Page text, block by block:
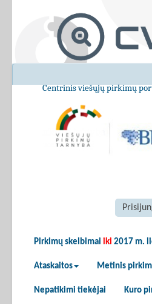
Centrinis viešųjų pirkimų
Pirkimų skelbimai iki 2017 m.
Ataskaitos Metinis
Nepatikimi tiekėjai Kuro